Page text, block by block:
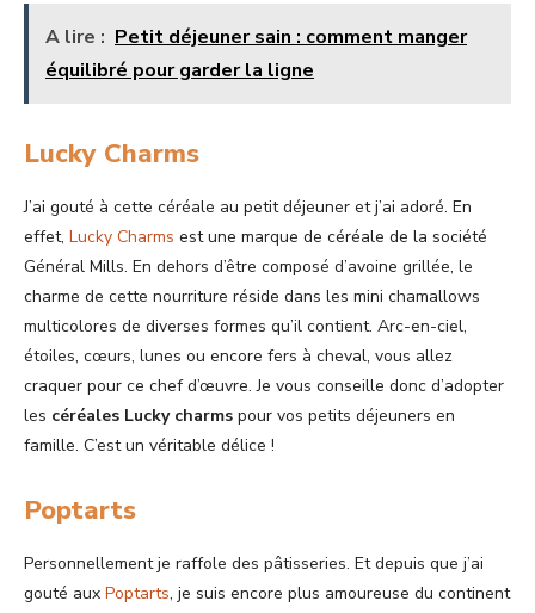
A lire : Petit déjeuner sain : comment manger
équilibré pour garder la ligne
Lucky Charms
J’ai gouté à cette céréale au petit déjeuner et j’ai adoré. En
effet, Lucky Charms est une marque de céréale de la société
Général Mills. En dehors d’être composé d’avoine grillée, le
charme de cette nourriture réside dans les mini chamallows
multicolores de diverses formes qu’il contient. Arc-en-ciel,
étoiles, cœurs, lunes ou encore fers à cheval, vous allez
craquer pour ce chef d’œuvre. Je vous conseille donc d’adopter
les céréales Lucky charms pour vos petits déjeuners en
famille. C’est un véritable délice !
Poptarts
Personnellement je raffole des pâtisseries. Et depuis que j’ai
gouté aux Poptarts, je suis encore plus amoureuse du continent